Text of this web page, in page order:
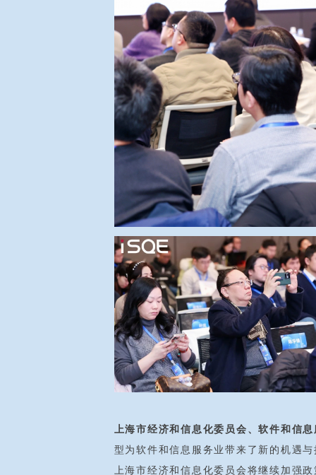
上海市经济和信息化委员会、软件和信
型为软件和信息服务业带来 了新的机遇
上海市经济和信息化委员会将继续加强